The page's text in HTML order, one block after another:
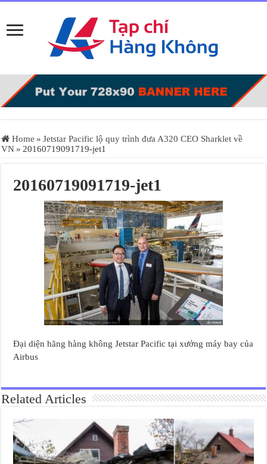
Home » Jetstar Pacific lộ quy trình đưa A320 CEO Sharklet về
VN » 20160719091719-jet1
20160719091719-jet1
Đại diện hãng hàng không Jetstar Pacific tại xưởng máy bay của
Airbus
Related Articles